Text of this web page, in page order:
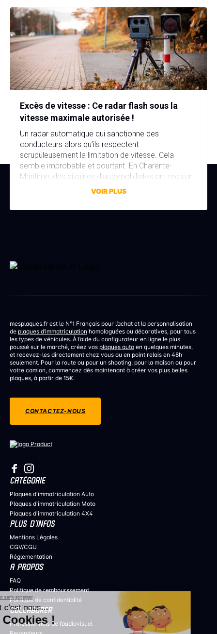
Continuer sans accepter
Salut c'est nous...
les Cookies !
Excès de vitesse : Ce radar flash sous la
vitesse maximale autorisée !
Un radar automatique qui sanctionne des
conducteurs alors qu’ils respectent
scrupuleusement la limitation de vitesse. Cela
semble improbable et pourtant. En Charente-
Maritime, des dizaines d’automobilistes ont reçu un
avis de contravention alors qu’ils n’avaient commis
discrète mais aux conséquences bien réelles. Une
VOIR PLUS
mesplaques.fr est le N°1 Français pour l’achat et la personnalisation
de plaques d’immatriculation homologuées ou décoratives, pour tous
les types de véhicules. À l’aide du configurateur en ligne le plus
poussé sur le marché, créez vos plaques auto en quelques minutes,
et recevez-les directement chez vous ou en point relais en 48h
seulement. Pour la route ou pour un shooting, pour la maison ou pour
votre camion, commencez dès maintenant à créer vos plus belles
plaques, à partir de 15€.
CONTACTEZ-NOUS
CATÉGORIE
Plaques d'immatriculation Auto
Plaques d'immatriculation Moto
Plaques d'immatriculation 4X4
PLUS D’INFOS
Mentions Légales
CGV/CGU
Réglementation
A PROPOS
FAQ
Politique de rembourssement
Politique de confidentialité
COLLABORER
Professionnels de l’audiovisuel